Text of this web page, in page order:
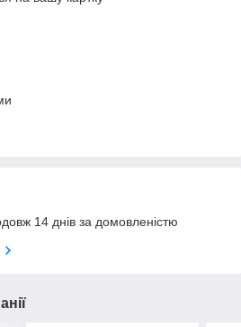
14 днів за домовленістю